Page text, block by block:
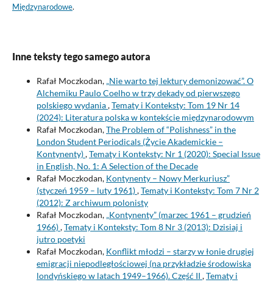
Międzynarodowe.
Inne teksty tego samego autora
Rafał Moczkodan, „Nie warto tej lektury demonizować”. O
Alchemiku Paulo Coelho w trzy dekady od pierwszego
polskiego wydania,Tematy i Konteksty: Tom 19 Nr 14
(2024): Literatura polska w kontekście międzynarodowym
Rafał Moczkodan,The Problem of “Polishness” in the
London Student Periodicals (Życie Akademickie –
Kontynenty),Tematy i Konteksty: Nr 1 (2020): Special Issue
in English, No. 1: A Selection of the Decade
Rafał Moczkodan, Kontynenty – Nowy Merkuriusz”
(styczeń 1959 – luty 1961),Tematy i Konteksty: Tom 7 Nr 2
(2012): Z archiwum polonisty
Rafał Moczkodan, „Kontynenty” (marzec 1961 – grudzień
1966),Tematy i Konteksty: Tom 8 Nr 3 (2013): Dzisiaj i
jutro poetyki
Rafał Moczkodan, Konflikt młodzi – starzy w łonie drugiej
emigracji niepodległościowej (na przykładzie środowiska
londyńskiego w latach 1949–1966). Część II ,Tematy i